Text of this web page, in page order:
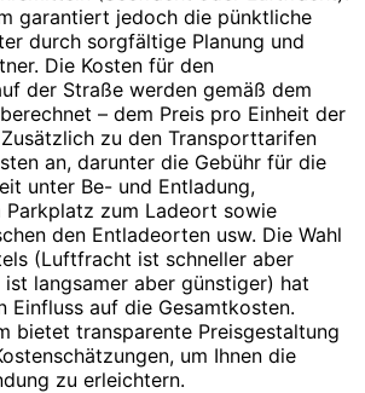
garantiert jedoch die pünktliche
durch sorgfältige Planung und
Die Kosten für den
der Straße werden gemäß dem
– dem Preis pro Einheit der
zu den Transporttarifen
an, darunter die Gebühr für die
unter Be- und Entladung,
zum Ladeort sowie
den Entladeorten usw. Die Wahl
(Luftfracht ist schneller aber
langsamer aber günstiger) hat
Einfluss auf die Gesamtkosten.
bietet transparente Preisgestaltung
um Ihnen die
zu erleichtern.